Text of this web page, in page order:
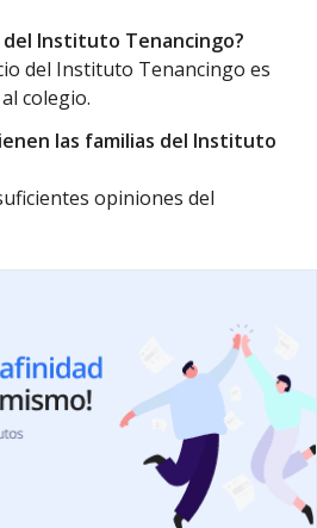
del Instituto Tenancingo?
del Instituto Tenancingo es
colegio.
las familias del Instituto
opiniones del